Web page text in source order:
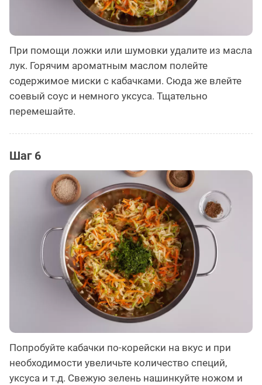
При помощи ложки или шумовки удалите из масла
лук. Горячим ароматным маслом полейте
содержимое миски с кабачками. Сюда же влейте
соевый соус и немного уксуса. Тщательно
перемешайте.
Шаг 6
Попробуйте кабачки по-корейски на вкус и при
необходимости увеличьте количество специй,
уксуса и т.д. Свежую зелень нашинкуйте ножом и